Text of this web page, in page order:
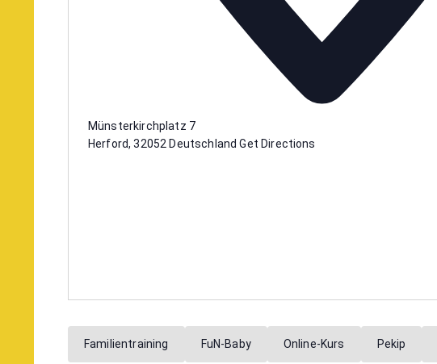
Münsterkirchplatz 7
Herford, 32052 Deutschland Get Directions
Familientraining FuN-Baby Online-Kurs Pekip